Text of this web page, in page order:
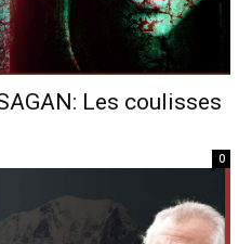
Les coulisses
0